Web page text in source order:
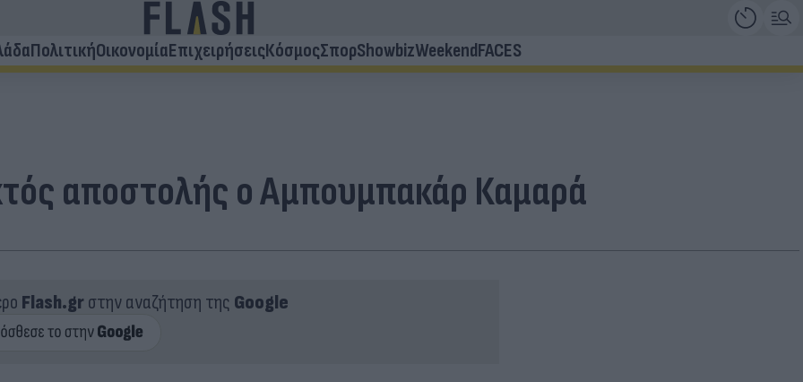
ΠολιτικήΟικονομίαΕπιχειρήσειςΚόσμοςΣπορShowbizWeekendFACES
αποστολής ο Αμπουμπακάρ Καμαρά
Flash.grστην αναζήτηση της Google